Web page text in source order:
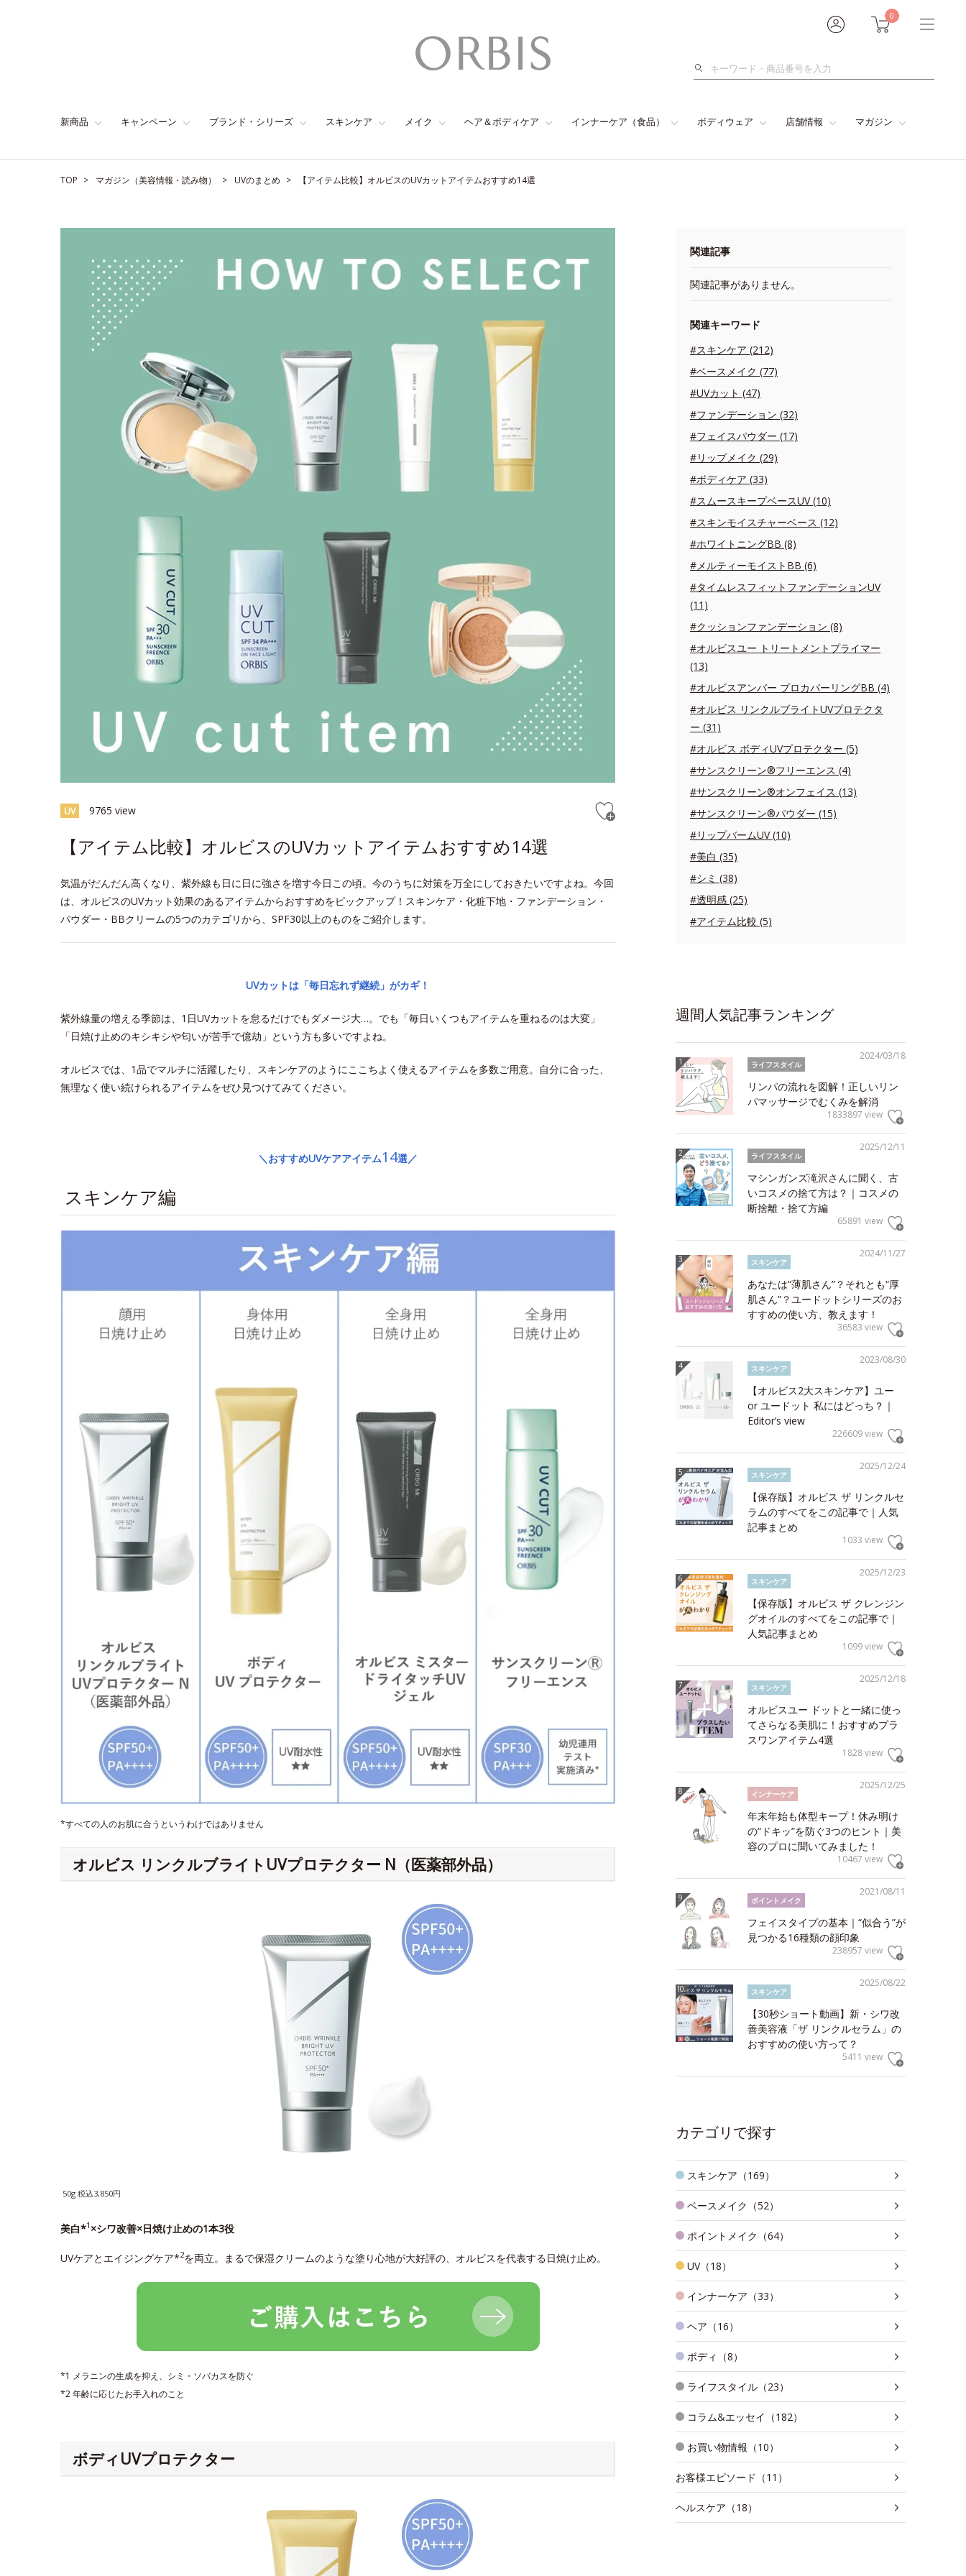
0
検
新商品 キャンペーン ブランド・シリーズ スキンケア メイク ヘア＆ボディケア インナーケア（食品） ボディウェア 店舗情報 マガジン
TOP マガジン（美容情報・読み物） UVのまとめ 【アイテム比較】オルビスのUVカットアイテムおすすめ14選
UV 9765 view
【アイテム比較】オルビスのUVカットアイテムおすすめ14選
気温がだんだん高くなり、紫外線も日に日に強さを増す今日この頃。今のうちに対策を万全にしておきたいですよね。今回
は、オルビスのUVカット効果のあるアイテムからおすすめをピックアップ！スキンケア・化粧下地・ファンデーション・
パウダー・BBクリームの5つのカテゴリから、SPF30以上のものをご紹介します。
UVカットは「毎日忘れず継続」がカギ！
紫外線量の増える季節は、1日UVカットを怠るだけでもダメージ大…。でも「毎日いくつもアイテムを重ねるのは大変」
「日焼け止めのキシキシや匂いが苦手で億劫」という方も多いですよね。
オルビスでは、1品でマルチに活躍したり、スキンケアのようにここちよく使えるアイテムを多数ご用意。自分に合った、
無理なく使い続けられるアイテムをぜひ見つけてみてください。
＼おすすめUVケアアイテム14選／
スキンケア編
*すべての人のお肌に合うというわけではありません
オルビス リンクルブライトUVプロテクター N（医薬部外品）
50g 税込3,850円
美白*1 ×シワ改善×日焼け止めの1本3役
UVケアとエイジングケア*2を両立。まるで保湿クリームのような塗り心地が大好評の、オルビスを代表する日焼け止め。
*1 メラニンの生成を抑え、シミ・ソバカスを防ぐ
*2 年齢に応じたお手入れのこと
ボディUVプロテクター
関連記事
関連記事がありません。
関連キーワード
#スキンケア (212)
#ベースメイク (77)
#UVカット (47)
#ファンデーション (32)
#フェイスパウダー (17)
#リップメイク (29)
#ボディケア (33)
#スムースキープベースUV (10)
#スキンモイスチャーベース (12)
#ホワイトニングBB (8)
#メルティーモイストBB (6)
#タイムレスフィットファンデーションUV
(11)
#クッションファンデーション (8)
#オルビスユー トリートメントプライマー
(13)
#オルビスアンバー プロカバーリングBB (4)
#オルビス リンクルブライトUVプロテクタ
ー (31)
#オルビス ボディUVプロテクター (5)
#サンスクリーン®フリーエンス (4)
#サンスクリーン®オンフェイス (13)
#サンスクリーン®パウダー (15)
#リップバームUV (10)
#美白 (35)
#シミ (38)
#透明感 (25)
#アイテム比較 (5)
週間人気記事ランキング
2024/03/18
ライフスタイル
リンパの流れを図解！正しいリン
パマッサージでむくみを解消
1833897 view
2025/12/11
ライフスタイル
マシンガンズ滝沢さんに聞く、古
いコスメの捨て方は？｜コスメの
断捨離・捨て方編
65891 view
2024/11/27
スキンケア
あなたは“薄肌さん”？それとも“厚
肌さん”？ユードットシリーズのお
すすめの使い方、教えます！
36583 view
2023/08/30
スキンケア
【オルビス2大スキンケア】ユー
or ユードット 私にはどっち？｜
Editor’s view
226609 view
2025/12/24
スキンケア
【保存版】オルビス ザ リンクルセ
ラムのすべてをこの記事で｜人気
記事まとめ
1033 view
2025/12/23
スキンケア
【保存版】オルビス ザ クレンジン
グオイルのすべてをこの記事で｜
人気記事まとめ
1099 view
2025/12/18
スキンケア
オルビスユー ドットと一緒に使っ
てさらなる美肌に！おすすめプラ
スワンアイテム4選
1828 view
2025/12/25
インナーケア
年末年始も体型キープ！休み明け
の“ドキッ”を防ぐ3つのヒント｜美
容のプロに聞いてみました！
10467 view
2021/08/11
ポイントメイク
フェイスタイプの基本｜“似合う”が
見つかる16種類の顔印象
238957 view
2025/08/22
スキンケア
【30秒ショート動画】新・シワ改
善美容液「ザ リンクルセラム」の
おすすめの使い方って？
5411 view
カテゴリで探す
スキンケア（169）
ベースメイク（52）
ポイントメイク（64）
UV（18）
インナーケア（33）
ヘア（16）
ボディ（8）
ライフスタイル（23）
コラム&エッセイ（182）
お買い物情報（10）
お客様エピソード（11）
ヘルスケア（18）